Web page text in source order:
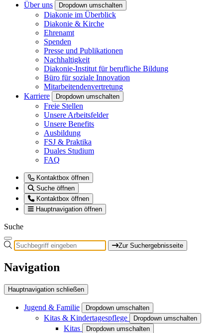
Über uns
Dropdown umschalten
Diakonie im Überblick
Diakonie & Kirche
Ehrenamt
Spenden
Presse und Publikationen
Nachhaltigkeit
Diakonie-Institut für berufliche Bildung
Büro für soziale Innovation
Mitarbeitendenvertretung
Karriere
Dropdown umschalten
Freie Stellen
Unsere Arbeitsfelder
Unsere Benefits
Ausbildung
FSJ & Praktika
Duales Studium
FAQ
Kontaktbox öffnen
Suche öffnen
Kontaktbox öffnen
Hauptnavigation öffnen
Suche
Zur Suchergebnisseite
Navigation
Hauptnavigation schließen
Jugend & Familie Dropdown umschalten
Kitas & Kindertagespflege Dropdown umschalten
Kitas Dropdown umschalten